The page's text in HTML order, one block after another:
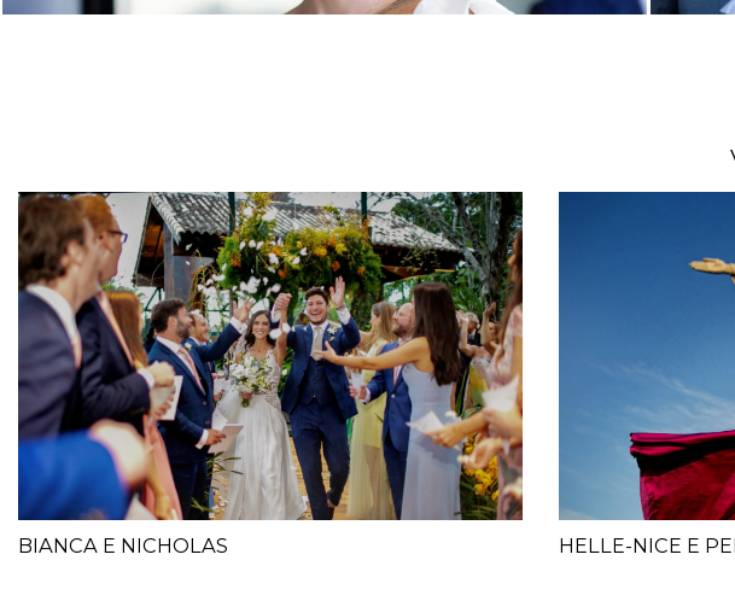
BIANCA E NICHOLAS HELLE-NICE E